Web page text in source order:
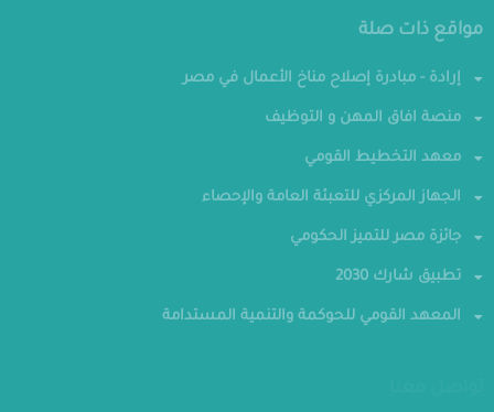
مواقع ذات صلة
إرادة - مبادرة إصلاح مناخ الأعمال في مصر
معهد التخطيط القومي
الجهاز المركزي للتعبئة العامة والإحصاء
جائزة مصر للتميز الحكومي
المعهد القومي للحوكمة والتنمية المستدامة